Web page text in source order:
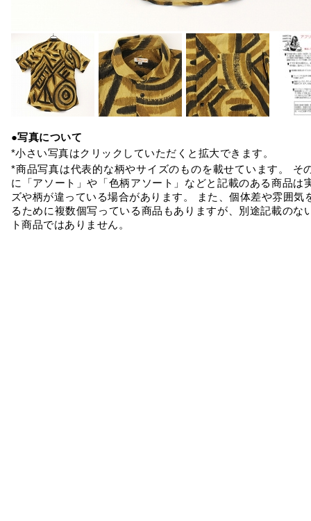
●写真について
*小さい写真はクリックしていただくと拡大できます。
*商品写真は代表的な柄やサイズのものを載せています。 そ
に「アソート」や「色柄アソート」などと記載のある商品は
ズや柄が違っている場合があります。 また、個体差や雰囲気
るために複数個写っている商品もありますが、別途記載のな
ト商品ではありません。